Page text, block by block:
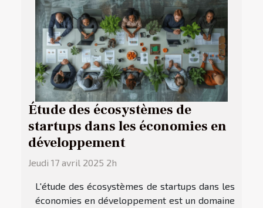
Étude des écosystèmes de
startups dans les économies en
développement
Jeudi 17 avril 2025 2h
L'étude des écosystèmes de startups dans les
économies en développement est un domaine